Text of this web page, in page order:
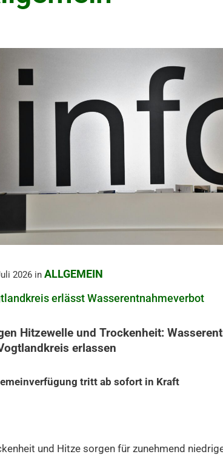
2026 in ALLGEMEIN
erlässt Wasserentnahmeverbot
Hitzewelle und Trockenheit:
erlassen
tritt ab sofort in Kraft
und Hitze sorgen für zunehmend